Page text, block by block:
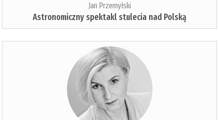
Jan Przemyłski
Astronomiczny spektakl stulecia nad Polską